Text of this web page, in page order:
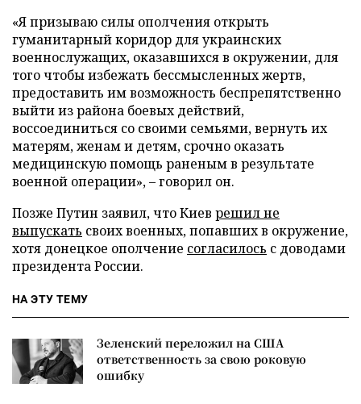
«Я призываю силы ополчения открыть
гуманитарный коридор для украинских
военнослужащих, оказавшихся в окружении, для
того чтобы избежать бессмысленных жертв,
предоставить им возможность беспрепятственно
выйти из района боевых действий,
воссоединиться со своими семьями, вернуть их
матерям, женам и детям, срочно оказать
медицинскую помощь раненым в результате
военной операции», – говорил он.
Позже Путин заявил, что Киев решил не
выпускать своих военных, попавших в окружение,
хотя донецкое ополчение согласилось с доводами
президента России.
НА ЭТУ ТЕМУ
Зеленский переложил на США
ответственность за свою роковую
ошибку